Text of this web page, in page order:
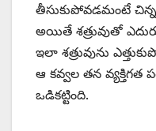
తీసుకుపోవడమంటే
అయితే శత్రువుతో
ఇలా శత్రువును
ఆ కవ్వల తన
ఒడికట్టింది.